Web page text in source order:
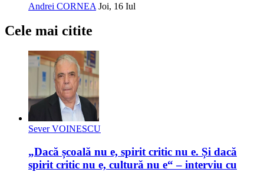
Andrei CORNEA Joi, 16 Iul
Cele mai citite
Sever VOINESCU
„Dacă școală nu e, spirit critic nu e. Și dacă
spirit critic nu e, cultură nu e“ – interviu cu